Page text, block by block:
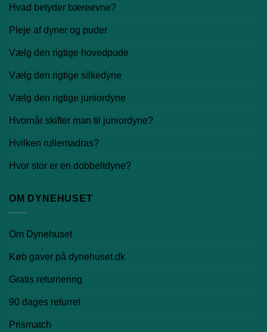
Hvad betyder bæreevne?
Pleje af dyner og puder
Vælg den rigtige hovedpude
Vælg den rigtige silkedyne
Vælg den rigtige juniordyne
Hvornår skifter man til juniordyne?
Hvilken rullemadras?
Hvor stor er en dobbeltdyne?
OM DYNEHUSET
Om Dynehuset
Køb gaver på dynehuset.dk
Gratis returnering
90 dages returret
Prismatch